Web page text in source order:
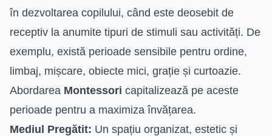
în dezvoltarea copilului, când este deosebit de
receptiv la anumite tipuri de stimuli sau activități. De
exemplu, există perioade sensibile pentru ordine,
limbaj, mișcare, obiecte mici, grație și curtoazie.
Abordarea Montessori capitalizează pe aceste
perioade pentru a maximiza învățarea.
Mediul Pregătit: Un spațiu organizat, estetic și